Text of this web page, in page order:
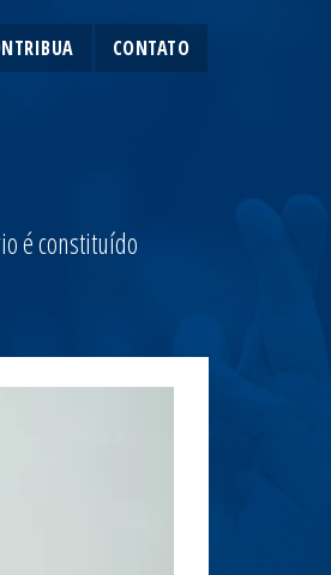
CONTATO
é constituído